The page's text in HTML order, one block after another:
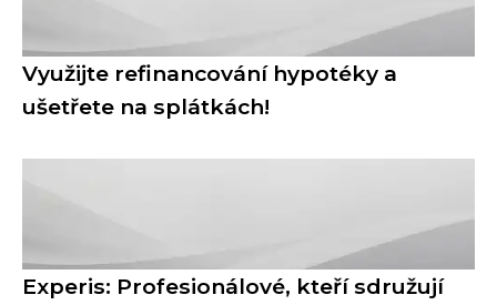
Využijte refinancování hypotéky a
ušetřete na splátkách!
Experis: Profesionálové, kteří sdružují